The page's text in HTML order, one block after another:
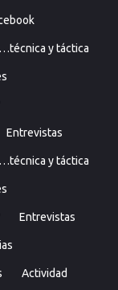
y táctica
Entrevistas
y táctica
Entrevistas
Actividad